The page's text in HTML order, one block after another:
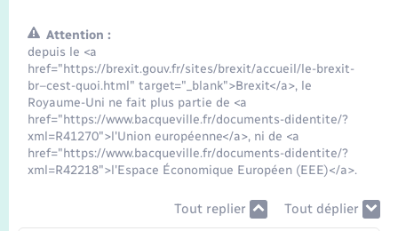
Attention :
depuis le <a
href="https://brexit.gouv.fr/sites/brexit/accueil/le-brexit-
br–cest-quoi.html" target="_blank">Brexit</a>, le
Royaume-Uni ne fait plus partie de <a
href="https://www.bacqueville.fr/documents-didentite/?
xml=R41270">l'Union européenne</a>, ni de <a
href="https://www.bacqueville.fr/documents-didentite/?
xml=R42218">l'Espace Économique Européen (EEE)</a>.
Tout replier Tout déplier